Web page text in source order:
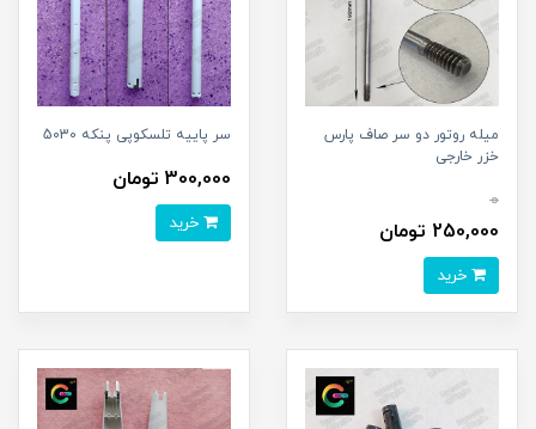
میله روتور دو سر صاف پارس
خزر خارجی
0
250,000 تومان
سر پاییه تلسکوپی پنکه 5030
300,000 تومان